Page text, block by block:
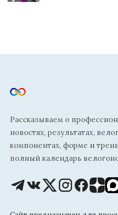
Рассказываем о
новостях, результатах,
компонентах, форме и
полный календарь